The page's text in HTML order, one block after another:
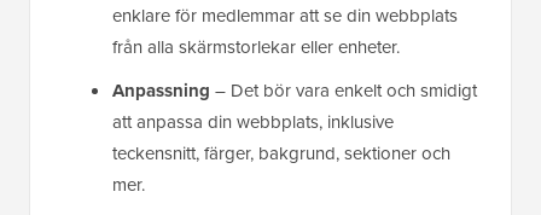
enklare för medlemmar att se din webbplats
från alla skärmstorlekar eller enheter.
Anpassning – Det bör vara enkelt och smidigt
att anpassa din webbplats, inklusive
teckensnitt, färger, bakgrund, sektioner och
mer.